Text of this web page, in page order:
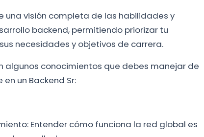
una visión completa de las habilidades y
backend, permitiendo priorizar tu
necesidades y objetivos de carrera.
algunos conocimientos que debes manejar de
un Backend Sr:
Entender cómo funciona la red global es